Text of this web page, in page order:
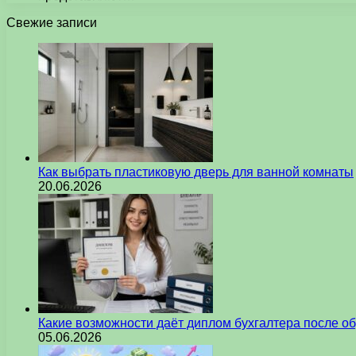
Свежие записи
Как выбрать пластиковую дверь для ванной комнаты
20.06.2026
Какие возможности даёт диплом бухгалтера после
05.06.2026